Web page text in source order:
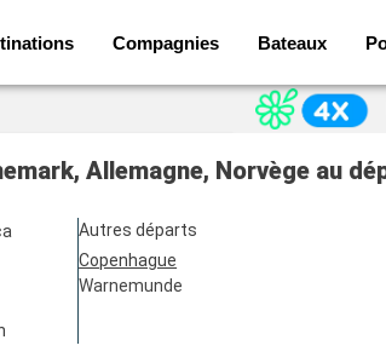
Compagnies Bateaux
Allemagne, Norvège au
Autres départs
Copenhague
Warnemunde